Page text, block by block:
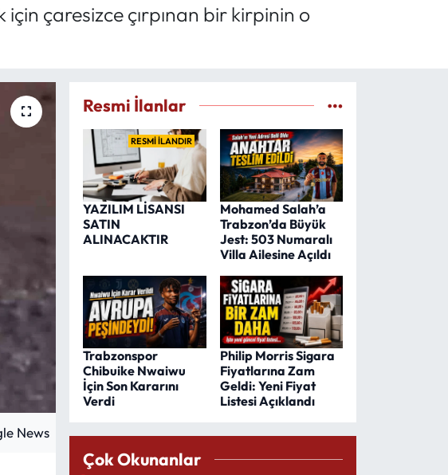
çaresizce çırpınan bir kirpinin o
Resmi İlanlar
RESMİ İLANDIR
YAZILIM LİSANSI
SATIN
ALINACAKTIR
Mohamed Salah’a
Trabzon’da Büyük
Jest: 503 Numaralı
Villa Ailesine Açıldı
Trabzonspor
Chibuike Nwaiwu
İçin Son Kararını
Verdi
Philip Morris Sigara
Fiyatlarına Zam
Geldi: Yeni Fiyat
Listesi Açıklandı
Çok Okunanlar